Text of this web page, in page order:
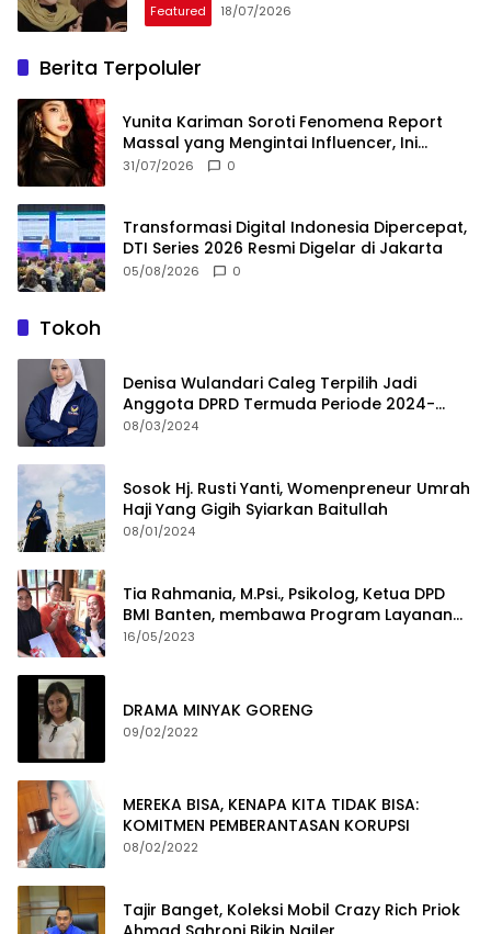
Featured 18/07/2026
Berita Terpoluler
Yunita Kariman Soroti Fenomena Report
Massal yang Mengintai Influencer, Ini
Langkah Proteksi Akun yang Perlu Diketahui
31/07/2026 0
Transformasi Digital Indonesia Dipercepat,
DTI Series 2026 Resmi Digelar di Jakarta
05/08/2026 0
Tokoh
Denisa Wulandari Caleg Terpilih Jadi
Anggota DPRD Termuda Periode 2024-
2029
08/03/2024
Sosok Hj. Rusti Yanti, Womenpreneur Umrah
Haji Yang Gigih Syiarkan Baitullah
08/01/2024
Tia Rahmania, M.Psi., Psikolog, Ketua DPD
BMI Banten, membawa Program Layanan
Pembuatan Dokumen Kependudukan
16/05/2023
DRAMA MINYAK GORENG
09/02/2022
MEREKA BISA, KENAPA KITA TIDAK BISA:
KOMITMEN PEMBERANTASAN KORUPSI
08/02/2022
Tajir Banget, Koleksi Mobil Crazy Rich Priok